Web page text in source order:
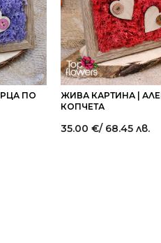
ПО
ЖИВА КАРТИНА |
КОПЧЕТА
35.00 €/ 68.45 лв.